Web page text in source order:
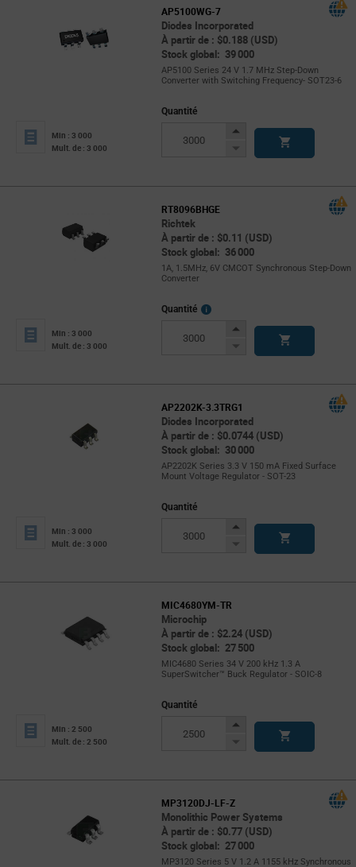
AP5100WG-7
Diodes Incorporated
À partir de : $0.188 (USD)
Stock global: 39 000
AP5100 Series 24 V 1.7 MHz Step-Down
Converter with Switching Frequency- SOT23-6
Min : 3 000
Mult. de : 3 000
Quantité
Increase
Decrease
RT8096BHGE
Richtek
À partir de : $0.11 (USD)
Stock global: 36 000
1A, 1.5MHz, 6V CMCOT Synchronous Step-Down
Converter
Min : 3 000
Mult. de : 3 000
Quantité
More
Increase
Decrease
AP2202K-3.3TRG1
Diodes Incorporated
À partir de : $0.0744 (USD)
Stock global: 30 000
AP2202K Series 3.3 V 150 mA Fixed Surface
Mount Voltage Regulator - SOT-23
Min : 3 000
Mult. de : 3 000
Quantité
Increase
Decrease
MIC4680YM-TR
Microchip
À partir de : $2.24 (USD)
Stock global: 27 500
MIC4680 Series 34 V 200 kHz 1.3 A
SuperSwitcher™ Buck Regulator - SOIC-8
Min : 2 500
Mult. de : 2 500
Quantité
Increase
Decrease
MP3120DJ-LF-Z
Monolithic Power Systems
À partir de : $0.77 (USD)
Stock global: 27 000
MP3120 Series 5 V 1.2 A 1155 kHz Synchronous